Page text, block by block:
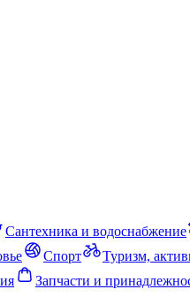
Сантехника и водоснабжение
Спорт Туризм,
Запчасти и